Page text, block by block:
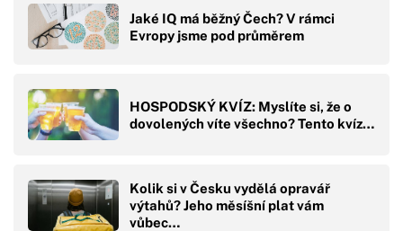
Jaké IQ má běžný Čech? V rámci
Evropy jsme pod průměrem
HOSPODSKÝ KVÍZ: Myslíte si, že o
dovolených víte všechno? Tento kvíz…
Kolik si v Česku vydělá opravář
výtahů? Jeho měsíšní plat vám
vůbec…